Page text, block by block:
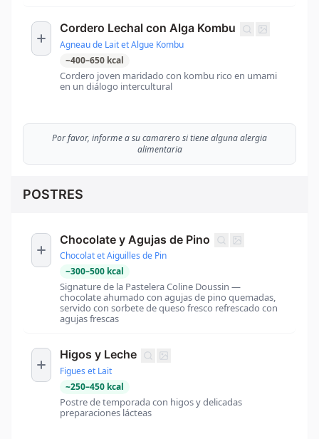
Cordero Lechal con Alga Kombu
Agneau de Lait et Algue Kombu
~400–650 kcal
Cordero joven maridado con kombu rico en umami
en un diálogo intercultural
Por favor, informe a su camarero si tiene alguna alergia
alimentaria
POSTRES
Chocolate y Agujas de Pino
Chocolat et Aiguilles de Pin
~300–500 kcal
Signature de la Pastelera Coline Doussin —
chocolate ahumado con agujas de pino quemadas,
servido con sorbete de queso fresco refrescado con
agujas frescas
Higos y Leche
Figues et Lait
~250–450 kcal
Postre de temporada con higos y delicadas
preparaciones lácteas